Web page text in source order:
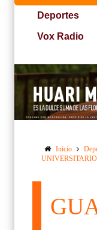
Deportes
Vox Radio
Inicio